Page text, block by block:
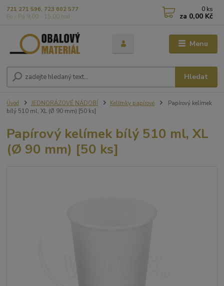
Menu
Hledat
721 271 596, 723 602 577
Po - Pá 9,00 - 15,00 hod
0 ks
za 0,00 Kč
Úvod JEDNORÁZOVÉ NÁDOBÍ Kelímky papírové
Papírový kelímek
bílý 510 ml, XL (Ø 90 mm) [50 ks]
Papírový kelímek bílý 510 ml, XL
(Ø 90 mm) [50 ks]